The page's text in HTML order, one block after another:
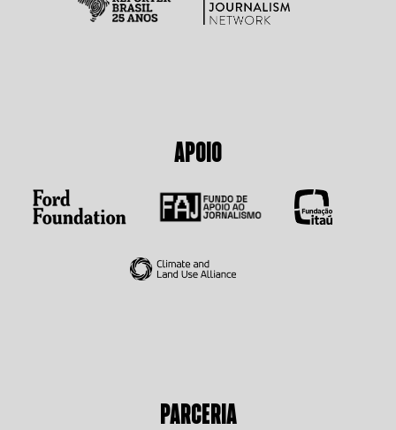
APOIO
PARCERIA